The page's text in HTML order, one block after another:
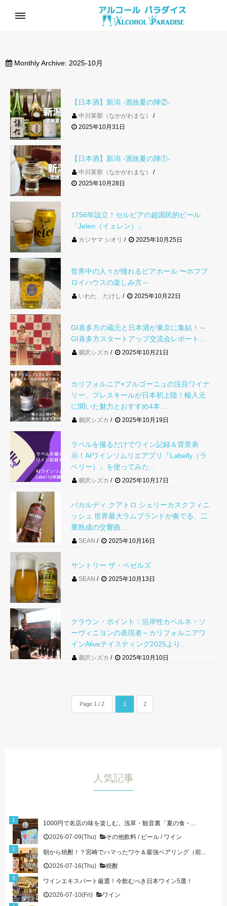
Monthly Archive: 2025-10月
【日本酒】新潟 -酒旅夏の陣②-
中川茉那（なかがわまな）
2025年10月31日
【日本酒】新潟 -酒旅夏の陣①-
中川茉那（なかがわまな）
2025年10月28日
1756年設立！セルビアの超国民的ビール
「Jelen（イェレン）」
カジヤマ シオリ 2025年10月25日
世界中の人々が憧れるビアホール 〜ホフブ
ロイハウスの楽しみ方～
いわた たけし 2025年10月22日
GI喜多方の蔵元と日本酒が東京に集結！～
GI喜多方スタートアップ交流会レポート...
鵜沢シズカ 2025年10月21日
カリフォルニア×ブルゴーニュの注目ワイナ
リー、プレスキールが日本初上陸！輸入元
に聞いた魅力とおすすめ4本...
鵜沢シズカ 2025年10月19日
ラベルを撮るだけでワイン記録＆背景表
示！AIワインソムリエアプリ『Labelly（ラ
ベリー）』を使ってみた...
鵜沢シズカ 2025年10月17日
バカルディ クアトロ シェリーカスクフィニ
ッシュ 世界最大ラムブランドが奏でる、二
重熟成の交響曲...
SEAN 2025年10月16日
サントリー ザ・ベゼルズ
SEAN 2025年10月13日
クラウン・ポイント：沿岸性カベルネ・ソ
ーヴィニヨンの表現者～カリフォルニアワ
インAliveテイスティング2025より...
鵜沢シズカ 2025年10月10日
Page 1 / 2 1 2
人気記事
1000円で名店の味を楽しむ。浅草・観音裏「夏の食・...
2026-07-09(Thu)
その他飲料 / ビール / ワイン
朝から焼酎！？宮崎でハマったワケ＆最強ペアリング（前...
2026-07-16(Thu)
焼酎
ワインエキスパート厳選！今飲むべき日本ワイン5選！
2026-07-10(Fri)
ワイン